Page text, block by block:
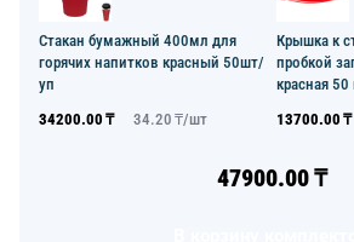
Стакан бумажный 400мл для
горячих напитков красный 50шт/
уп
34200.00 ₸ 34.20 ₸/шт
Крышка к
пробкой
красная
13700.00 ₸
47900.00₸